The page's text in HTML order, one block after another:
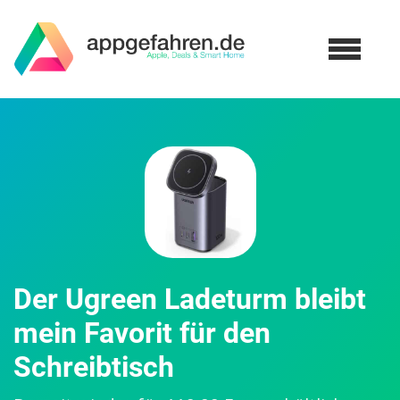
Der Ugreen Ladeturm bleibt
mein Favorit für den
Schreibtisch